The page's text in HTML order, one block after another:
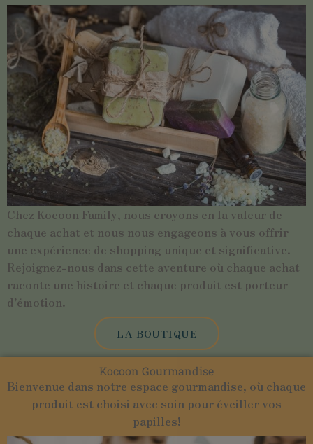
Chez Kocoon Family, nous croyons en la valeur de
chaque achat et nous nous engageons à vous offrir
une expérience de shopping unique et significative.
Rejoignez-nous dans cette aventure où chaque achat
raconte une histoire et chaque produit est porteur
d’émotion.
LA BOUTIQUE
Kocoon Gourmandise
Bienvenue dans notre espace gourmandise, où chaque
produit est choisi avec soin pour éveiller vos
papilles!